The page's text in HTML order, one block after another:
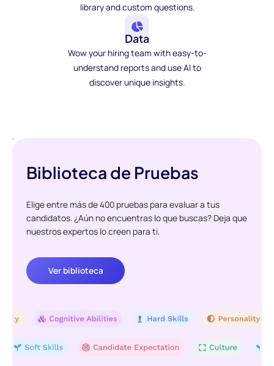
library and custom questions.
Data
Wow your hiring team with easy-to-
understand reports and use AI to
discover unique insights.
Biblioteca de Pruebas
Elige entre más de 400 pruebas para evaluar a tus
candidatos. ¿Aún no encuentras lo que buscas? Deja que
nuestros expertos lo creen para ti.
Ver biblioteca